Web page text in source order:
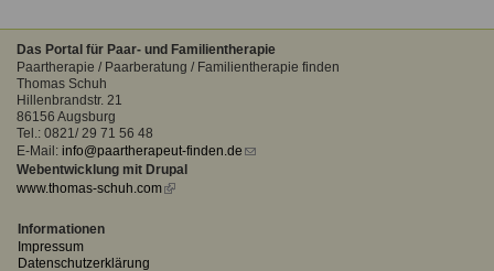
Das Portal für Paar- und Familientherapie
Paartherapie / Paarberatung / Familientherapie finden
Thomas Schuh
Hillenbrandstr. 21
86156 Augsburg
Tel.: 0821/ 29 71 56 48
E-Mail: info@paartherapeut-finden.de (link
Webentwicklung mit Drupal
www.thomas-schuh.com(link
Informationen
Impressum
Datenschutzerklärung